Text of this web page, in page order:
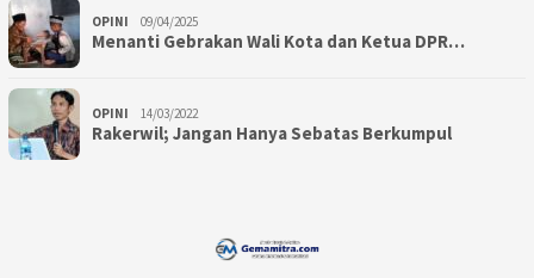
OPINI 09/04/2025
Menanti Gebrakan Wali Kota dan Ketua DPR…
OPINI 14/03/2022
Rakerwil; Jangan Hanya Sebatas Berkumpul